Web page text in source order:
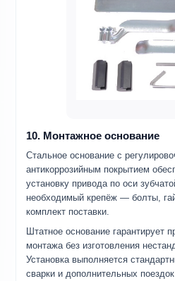
10. Монтажное основание
Стальное основание с
антикоррозийным покрытием
установку привода по оси
необходимый крепёж — болты,
комплект поставки.
Штатное основание гарантирует
монтажа без изготовления
Установка выполняется
сварки и дополнительных